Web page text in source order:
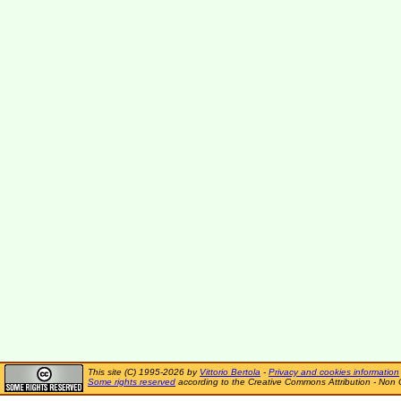
This site (C) 1995-2026 by Vittorio Bertola - Privacy and cookies information
Some rights reserved according to the Creative Commons Attribution - Non